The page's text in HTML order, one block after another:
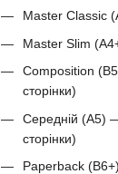
Master Classic
Master Slim
Composition
сторінки)
Середній (A5)
сторінки)
Paperback